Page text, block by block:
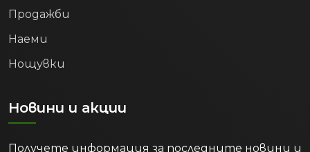
Продажби
Наеми
Нощувки
Новини и акции
Получете информация за последните новини и